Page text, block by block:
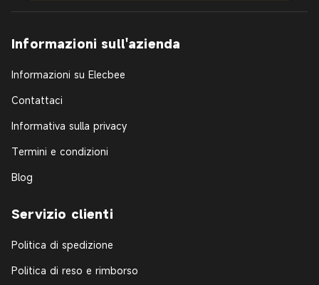
Informazioni sull'azienda
Informazioni su Elecbee
Contattaci
Informativa sulla privacy
Termini e condizioni
Blog
Servizio clienti
Politica di spedizione
Politica di reso e rimborso